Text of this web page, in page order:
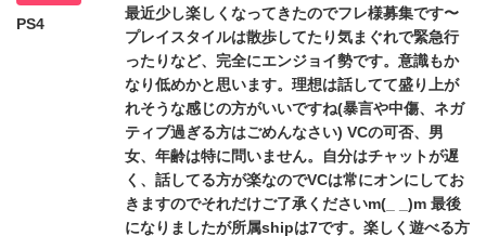
PS4
最近少し楽しくなってきたのでフレ様募集です〜
プレイスタイルは散歩してたり気まぐれで緊急行
ったりなど、完全にエンジョイ勢です。意識もか
なり低めかと思います。理想は話してて盛り上が
れそうな感じの方がいいですね(暴言や中傷、ネガ
ティブ過ぎる方はごめんなさい) VCの可否、男
女、年齢は特に問いません。自分はチャットが遅
く、話してる方が楽なのでVCは常にオンにしてお
きますのでそれだけご了承くださいm(_ _)m 最後
になりましたが所属shipは7です。楽しく遊べる方